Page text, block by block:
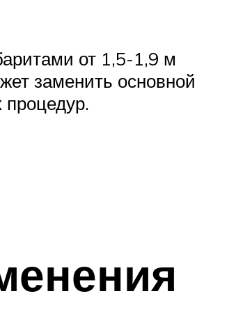
от 1,5-1,9 м
заменить основной